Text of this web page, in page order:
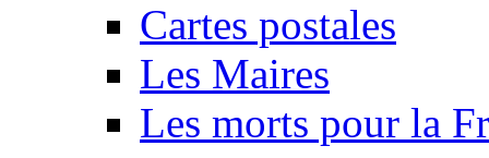
Cartes postales
Les Maires
Les morts pour la